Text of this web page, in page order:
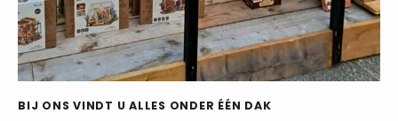
BIJ ONS VINDT U ALLES ONDER ÉÉN DAK